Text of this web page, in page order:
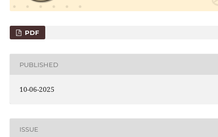
PDF
PUBLISHED
10-06-2025
ISSUE